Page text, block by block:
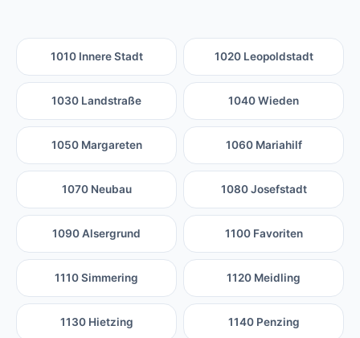
1010 Innere Stadt 1020 Leopoldstadt
1030 Landstraße 1040 Wieden
1050 Margareten 1060 Mariahilf
1070 Neubau 1080 Josefstadt
1090 Alsergrund 1100 Favoriten
1110 Simmering 1120 Meidling
1130 Hietzing 1140 Penzing